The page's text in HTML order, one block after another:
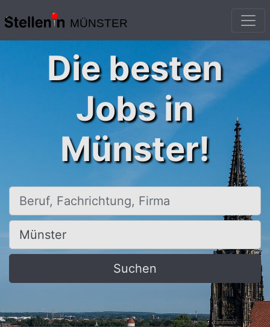
MÜNSTER
Die besten
Jobs in
Münster!
Beruf, Fachrichtung, Firma
Ort, Stadt
Suchen